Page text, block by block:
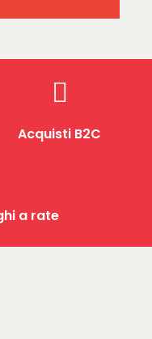
Acquisti B2C
a rate